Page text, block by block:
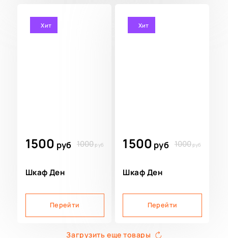
Хит
1500 руб 1000руб
Шкаф Ден
Перейти
Хит
1500 руб 1000руб
Шкаф Ден
Перейти
Загрузить еще товары